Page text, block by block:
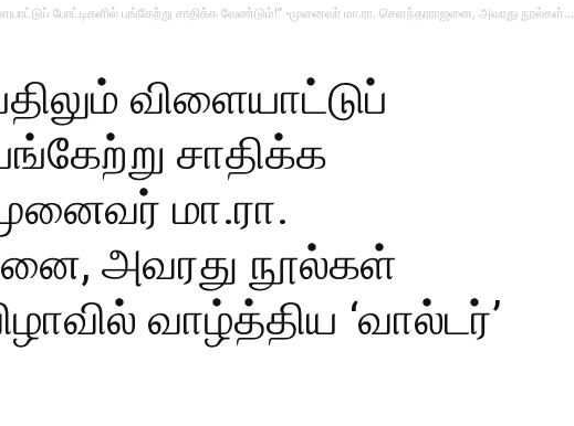
போட்டிகளில் பங்கேற்று சாதிக்க வேண்டும்!” -முனைவர் மா.ரா. செளந்தரராஜனை, அவரது நூல்கள்...
விளையாட்டுப்
சாதிக்க
மா.ரா.
அவரது நூல்கள்
வாழ்த்திய ‘வால்டர்’